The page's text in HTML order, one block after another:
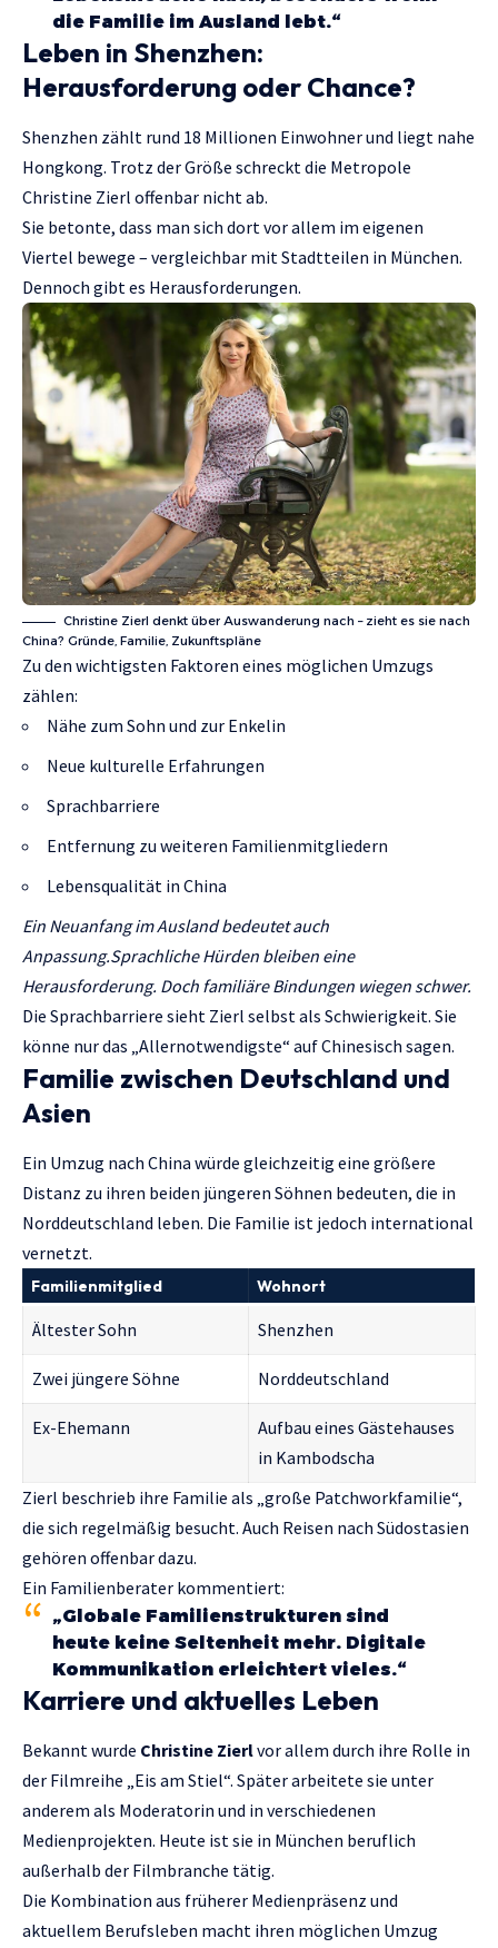
die Familie im Ausland lebt.“
Leben in Shenzhen:
Herausforderung oder Chance?
Shenzhen zählt rund 18 Millionen Einwohner und liegt nahe
Hongkong. Trotz der Größe schreckt die Metropole
Christine Zierl offenbar nicht ab.
Sie betonte, dass man sich dort vor allem im eigenen
Viertel bewege – vergleichbar mit Stadtteilen in München.
Dennoch gibt es Herausforderungen.
Christine Zierl denkt über Auswanderung nach – zieht es sie nach
China? Gründe, Familie, Zukunftspläne
Zu den wichtigsten Faktoren eines möglichen Umzugs
zählen:
Nähe zum Sohn und zur Enkelin
Neue kulturelle Erfahrungen
Sprachbarriere
Entfernung zu weiteren Familienmitgliedern
Lebensqualität in China
Ein Neuanfang im Ausland bedeutet auch
Anpassung.Sprachliche Hürden bleiben eine
Herausforderung. Doch familiäre Bindungen wiegen schwer.
Die Sprachbarriere sieht Zierl selbst als Schwierigkeit. Sie
könne nur das „Allernotwendigste“ auf Chinesisch sagen.
Familie zwischen Deutschland und
Asien
Ein Umzug nach China würde gleichzeitig eine größere
Distanz zu ihren beiden jüngeren Söhnen bedeuten, die in
Norddeutschland leben. Die Familie ist jedoch international
vernetzt.
Familienmitglied Wohnort
Ältester Sohn Shenzhen
Zwei jüngere Söhne Norddeutschland
Ex-Ehemann
Aufbau eines Gästehauses
in Kambodscha
Zierl beschrieb ihre Familie als „große Patchworkfamilie“,
die sich regelmäßig besucht. Auch Reisen nach Südostasien
gehören offenbar dazu.
Ein Familienberater kommentiert:
„Globale Familienstrukturen sind
heute keine Seltenheit mehr. Digitale
Kommunikation erleichtert vieles.“
Karriere und aktuelles Leben
Bekannt wurde Christine Zierlvor allem durch ihre Rolle in
der Filmreihe „Eis am Stiel“. Später arbeitete sie unter
anderem als Moderatorin und in verschiedenen
Medienprojekten. Heute ist sie in München beruflich
außerhalb der Filmbranche tätig.
Die Kombination aus früherer Medienpräsenz und
aktuellem Berufsleben macht ihren möglichen Umzug